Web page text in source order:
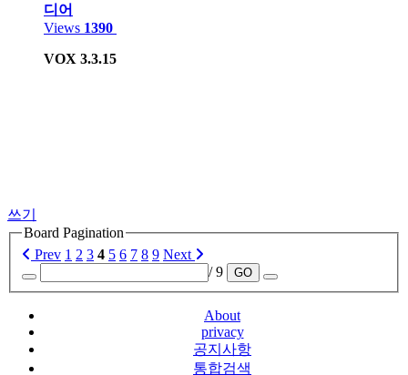
디어
Views 1390
VOX 3.3.15
쓰기
Board Pagination
Prev 1 2 3 4 5 6 7 8 9 Next
/ 9
GO
About
privacy
공지사항
통합검색